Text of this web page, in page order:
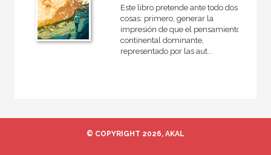
Estética
Ética
Este libro pretende ante todo dos
cosas: primero, generar la
impresión de que el pensamiento
continental dominante,
representado por las aut...
© COPYRIGHT 2026, AKAL